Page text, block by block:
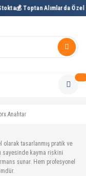
💰 Toptan Alımlarda Özel
Anahtar
olarak tasarlanmış pratik ve
sayesinde kayma riskini
sunar. Hem profesyonel